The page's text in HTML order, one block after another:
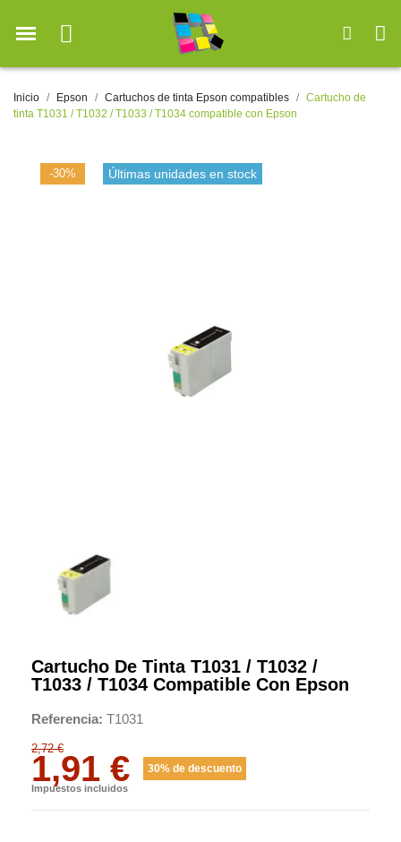
Inicio Epson Cartuchos de tinta Epson compatibles
Cartucho de
tinta T1031 / T1032 / T1033 / T1034 compatible con Epson
-30% Últimas unidades en stock
Cartucho De Tinta T1031 / T1032 /
T1033 / T1034 Compatible Con Epson
Referencia T1031
2,72 €
1,91 € 30% de descuento
Impuestos incluidos